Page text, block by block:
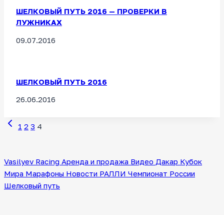
ШЕЛКОВЫЙ ПУТЬ 2016 — ПРОВЕРКИ В
ЛУЖНИКАХ
09.07.2016
ШЕЛКОВЫЙ ПУТЬ 2016
26.06.2016
Навигация
страницам
Предыдущая
1 2 3 4
Vasilyev Racing Аренда и продажа Видео Дакар Кубок
Мира Марафоны Новости РАЛЛИ Чемпионат России
Шелковый путь